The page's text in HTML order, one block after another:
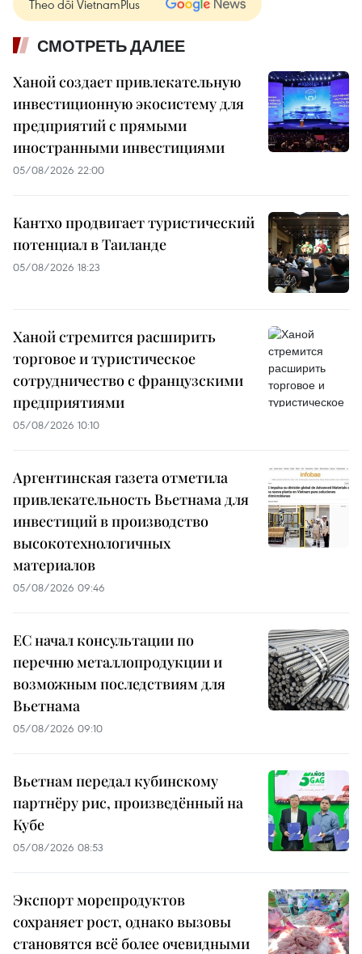
Theo dõi VietnamPlus
СМОТРЕТЬ ДАЛЕЕ
Ханой создает привлекательную
инвестиционную экосистему для
предприятий с прямыми
иностранными инвестициями
05/08/2026 22:00
Кантхо продвигает туристический
потенциал в Таиланде
05/08/2026 18:23
Ханой стремится расширить
торговое и туристическое
сотрудничество с французскими
предприятиями
05/08/2026 10:10
Аргентинская газета отметила
привлекательность Вьетнама для
инвестиций в производство
высокотехнологичных
материалов
05/08/2026 09:46
ЕС начал консультации по
перечню металлопродукции и
возможным последствиям для
Вьетнама
05/08/2026 09:10
Вьетнам передал кубинскому
партнёру рис, произведённый на
Кубе
05/08/2026 08:53
Экспорт морепродуктов
сохраняет рост, однако вызовы
становятся всё более очевидными